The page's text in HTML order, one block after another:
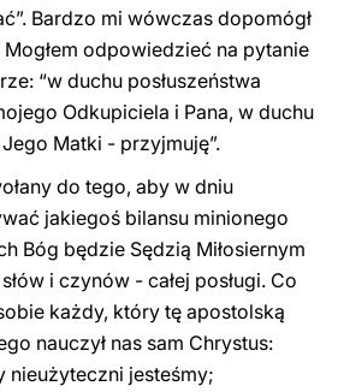
Bardzo mi wówczas dopomógł
odpowiedzieć na pytanie
“w duchu posłuszeństwa
Odkupiciela i Pana, w duchu
Matki - przyjmuję”.
do tego, aby w dniu
jakiegoś bilansu minionego
Bóg będzie Sędzią Miłosiernym
i czynów - całej posługi. Co
każdy, który tę apostolską
nauczył nas sam Chrystus:
nieużyteczni jesteśmy;